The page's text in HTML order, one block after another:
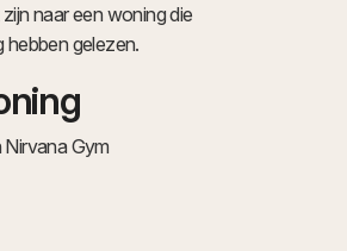
naar een woning die
hebben gelezen.
Gym